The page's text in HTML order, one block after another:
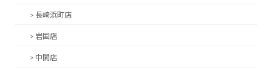
> 長崎浜町店
> 岩国店
> 中間店